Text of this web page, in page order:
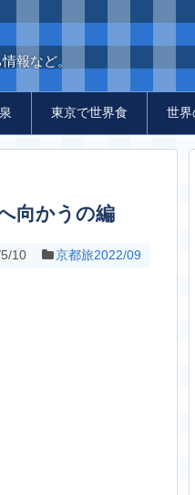
報など。
東京で世界食 世界
向かうの編
10 京都旅2022/09